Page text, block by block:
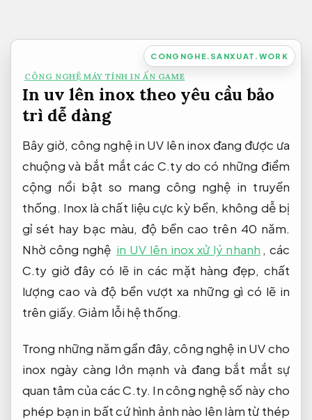
dung
CONGNGHE.SANXUAT.WORK
CÔNG NGHỆ MÁY TÍNH IN ẤN GAME
In uv lên inox theo yêu cầu bảo
trì dễ dàng
Bây giờ, công nghệ in UV lên inox đang được ưa
chuộng và bắt mắt các C.ty do có những điểm
cộng nổi bật so mang công nghệ in truyền
thống. Inox là chất liệu cực kỳ bền, không dễ bị
gỉ sét hay bạc màu, độ bền cao trên 40 năm.
Nhờ công nghệ in UV lên inox xử lý nhanh , các
C.ty giờ đây có lẽ in các mặt hàng đẹp, chất
lượng cao và độ bền vượt xa những gì có lẽ in
trên giấy.Giảm lỗi hệ thống.
Trong những năm gần đây, công nghệ in UV cho
inox ngày càng lớn mạnh và đang bắt mắt sự
quan tâm của các C.ty. In công nghệ số này cho
phép bạn in bất cứ hình ảnh nào lên làm từ thép